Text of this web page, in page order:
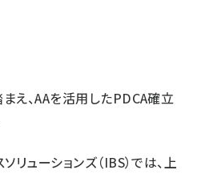
え、AAを活用したPDCA確立
リューションズ（IBS）では、上